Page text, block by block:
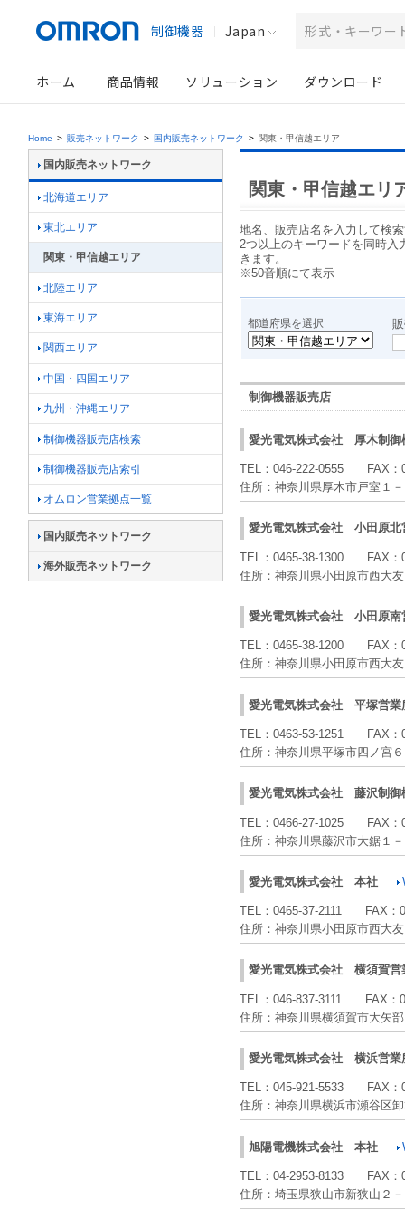
制御機器 Japan
ホーム 商品情報 ソリューション ダウンロード
Home > 販売ネットワーク > 国内販売ネットワーク > 関東・甲信越エリア
国内販売ネットワーク
北海道エリア
東北エリア
関東・甲信越エリア
北陸エリア
東海エリア
関西エリア
中国・四国エリア
九州・沖縄エリア
制御機器販売店検索
制御機器販売店索引
オムロン営業拠点一覧
国内販売ネットワーク
海外販売ネットワーク
関東・甲信越エリ
地名、販売店名を入力して検
2つ以上のキーワードを同時入
きます。
※50音順にて表示
都道府県を選択
制御機器販売店
愛光電気株式会社 厚木制御
TEL： 046-222-0555 FAX：
住所： 神奈川県厚木市戸室１
愛光電気株式会社 小田原北
TEL： 0465-38-1300 FAX：
住所： 神奈川県小田原市西大
愛光電気株式会社 小田原南
TEL： 0465-38-1200 FAX：
住所： 神奈川県小田原市西大
愛光電気株式会社 平塚営業
TEL： 0463-53-1251 FAX：
住所： 神奈川県平塚市四ノ宮
愛光電気株式会社 藤沢制御
TEL： 0466-27-1025 FAX：
住所： 神奈川県藤沢市大鋸１
愛光電気株式会社 本社
TEL： 0465-37-2111 FAX：
住所： 神奈川県小田原市西大
愛光電気株式会社 横須賀営
TEL： 046-837-3111 FAX：
住所： 神奈川県横須賀市大矢
愛光電気株式会社 横浜営業
TEL： 045-921-5533 FAX：
住所： 神奈川県横浜市瀬谷区
旭陽電機株式会社 本社
TEL： 04-2953-8133 FAX：
住所： 埼玉県狭山市新狭山２